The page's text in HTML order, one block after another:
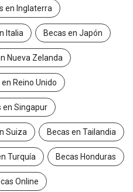
en Inglaterra
Italia Becas en Japón
Nueva Zelanda
Reino Unido
en Singapur
Suiza Becas en Tailandia
Turquía Becas Honduras
Online